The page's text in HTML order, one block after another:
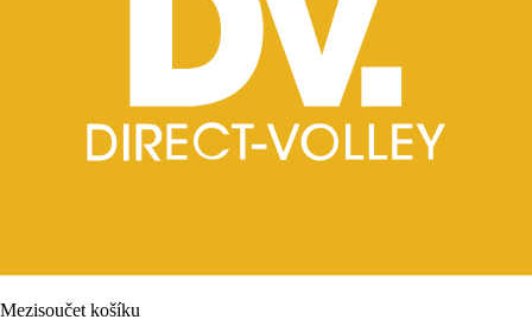
Mezisoučet košíku